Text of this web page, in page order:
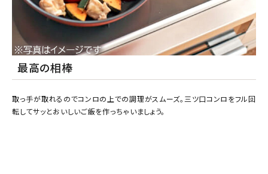
最高の相棒
取っ手が取れるのでコンロの上での調理がスムーズ。三ツ口コンロをフル回
転してサッとおいしいご飯を作っちゃいましょう。